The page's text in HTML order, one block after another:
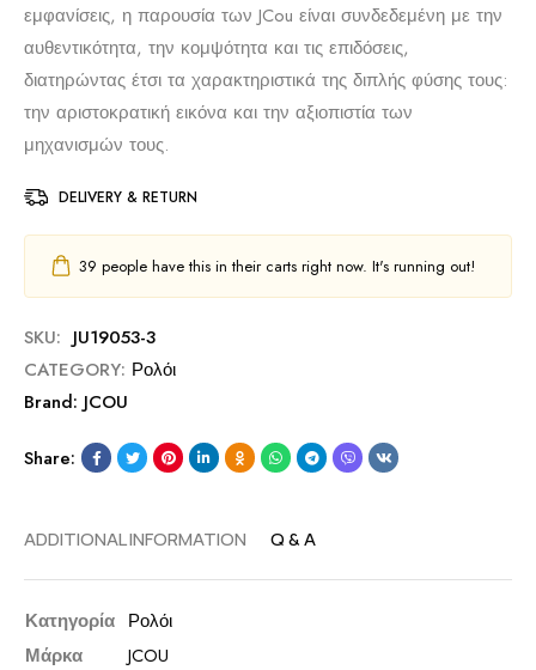
εμφανίσεις, η παρουσία των JCou είναι συνδεδεμένη με την
αυθεντικότητα, την κομψότητα και τις επιδόσεις,
διατηρώντας έτσι τα χαρακτηριστικά της διπλής φύσης τους:
την αριστοκρατική εικόνα και την αξιοπιστία των
μηχανισμών τους.
DELIVERY & RETURN
39 people have this in their carts right now. It's running out!
SKU: JU19053-3
CATEGORY: Ρολόι
Brand: JCOU
Share:
ADDITIONAL INFORMATION Q & A
Κατηγορία Ρολόι
Μάρκα
JCOU